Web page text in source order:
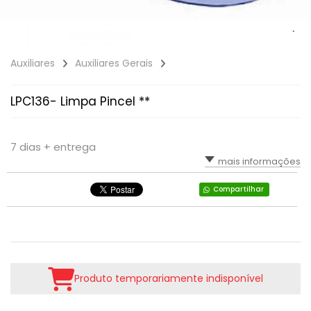
Auxiliares Auxiliares Gerais
LPC136- Limpa Pincel **
7 dias + entrega
mais informações
Compartilhar
Produto temporariamente indisponível